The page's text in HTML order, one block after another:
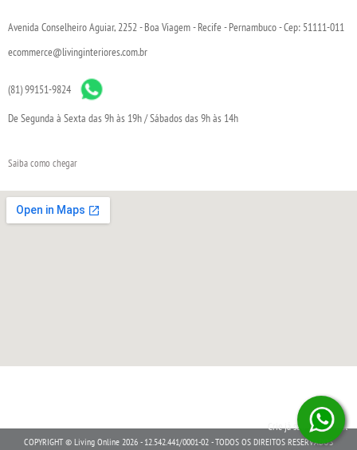
Avenida Conselheiro Aguiar, 2252 - Boa Viagem - Recife - Pernambuco - Cep: 51111-011
ecommerce@livinginteriores.com.br
(81) 99151-9824
De Segunda à Sexta das 9h às 19h / Sábados das 9h às 14h
Saiba como chegar
Crie já sua loja virtual
COPYRIGHT © Living Online 2026 - 12.542.441/0001-02 - TODOS OS DIREITOS RESERVADOS